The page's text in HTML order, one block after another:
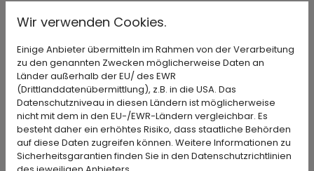
hochwertiges
Wohnambiente
Mit unseren Parkettarbeiten bringen wir
Wärme und Stil in Ihre Wohnräume. Unsere
erfahrenen Fachkräfte verlegen hochwertige
Massivparkett-Böden sowie Stabparkett,
Holzpflaster und elegante Dielenfußböden für
ein einzigartiges Raumgefühl. Für besonders
Wir verwenden Cookies.
Einige Anbieter übermitteln im Rahmen von der Verarbeitung
zu den genannten Zwecken möglicherweise Daten an
Länder außerhalb der EU/ des EWR
(Drittlanddatenübermittlung), z.B. in die USA. Das
Datenschutzniveau in diesen Ländern ist möglicherweise
nicht mit dem in den EU-/EWR-Ländern vergleichbar. Es
besteht daher ein erhöhtes Risiko, dass staatliche Behörden
auf diese Daten zugreifen können. Weitere Informationen zu
Sicherheitsgarantien finden Sie in den Datenschutzrichtlinien